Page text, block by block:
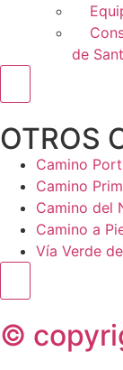
de
OTROS
Camino
Camino
Camino del
Camino a
Vía Verde
©